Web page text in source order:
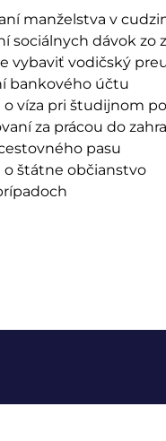
manželstva v
sociálnych dávok zo
vybaviť vodičský
bankového účtu
o víza pri študijnom
za prácou do
pasu
o štátne občianstvo